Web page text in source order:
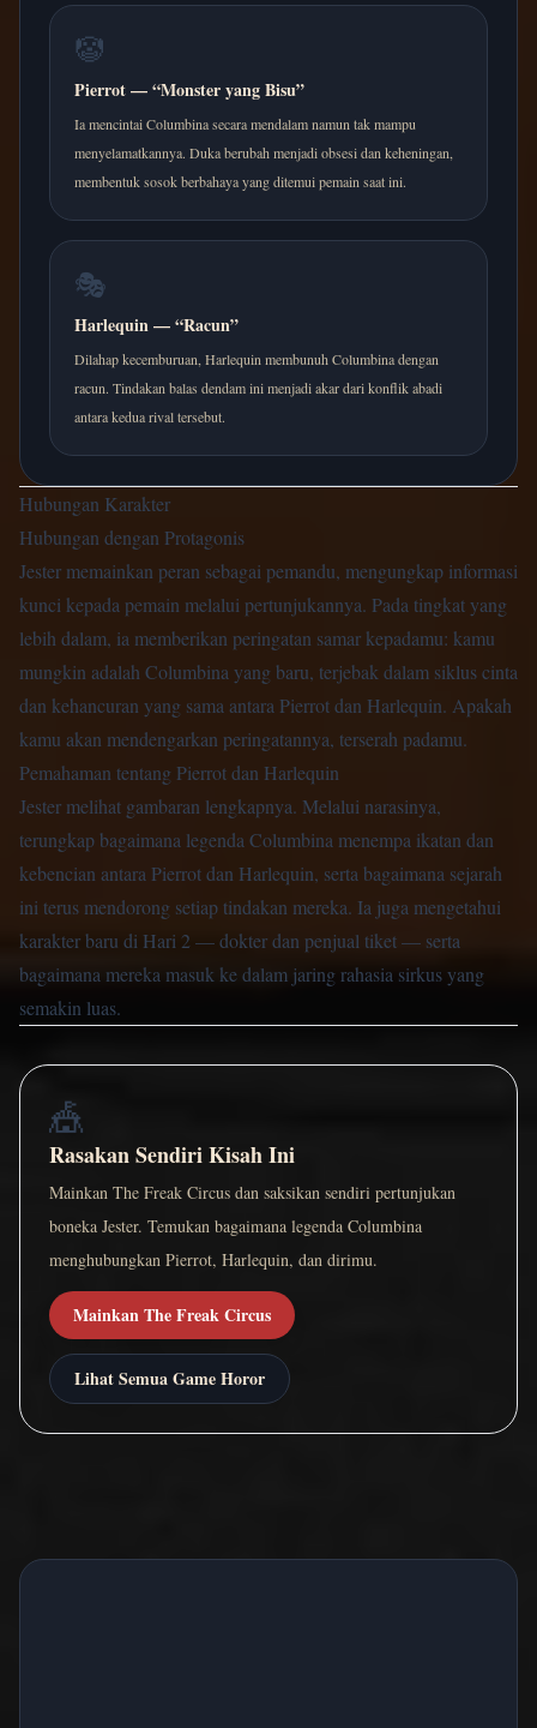
🤡
Pierrot — “Monster yang Bisu”
Ia mencintai Columbina secara mendalam namun tak mampu
menyelamatkannya. Duka berubah menjadi obsesi dan keheningan,
membentuk sosok berbahaya yang ditemui pemain saat ini.
🎭
Harlequin — “Racun”
Dilahap kecemburuan, Harlequin membunuh Columbina dengan
racun. Tindakan balas dendam ini menjadi akar dari konflik abadi
antara kedua rival tersebut.
Hubungan Karakter
Hubungan dengan Protagonis
Jester memainkan peran sebagai pemandu, mengungkap informasi
kunci kepada pemain melalui pertunjukannya. Pada tingkat yang
lebih dalam, ia memberikan peringatan samar kepadamu: kamu
mungkin adalah Columbina yang baru, terjebak dalam siklus cinta
dan kehancuran yang sama antara Pierrot dan Harlequin. Apakah
kamu akan mendengarkan peringatannya, terserah padamu.
Pemahaman tentang Pierrot dan Harlequin
Jester melihat gambaran lengkapnya. Melalui narasinya,
terungkap bagaimana legenda Columbina menempa ikatan dan
kebencian antara Pierrot dan Harlequin, serta bagaimana sejarah
ini terus mendorong setiap tindakan mereka. Ia juga mengetahui
karakter baru di Hari 2 — dokter dan penjual tiket — serta
bagaimana mereka masuk ke dalam jaring rahasia sirkus yang
semakin luas.
🎪
Rasakan Sendiri Kisah Ini
Mainkan The Freak Circus dan saksikan sendiri pertunjukan
boneka Jester. Temukan bagaimana legenda Columbina
menghubungkan Pierrot, Harlequin, dan dirimu.
Mainkan The Freak Circus
Lihat Semua Game Horor